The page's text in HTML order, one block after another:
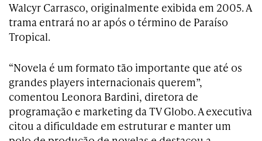
Walcyr Carrasco, originalmente exibida em 2005. A
trama entrará no ar após o término de Paraíso
Tropical.
“Novela é um formato tão importante que até os
grandes players internacionais querem”,
comentou Leonora Bardini, diretora de
programação e marketing da TV Globo. A executiva
citou a dificuldade em estruturar e manter um